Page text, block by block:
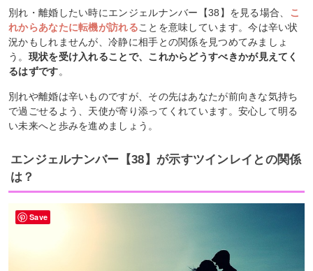
別れ・離婚したい時にエンジェルナンバー【38】を見る場合、 こ
れからあなたに転機が訪れることを意味しています。今は辛い状
況かもしれませんが、冷静に相手との関係を見つめてみましょ
う。 現状を受け入れることで、これからどうすべきかが見えてく
るはずです。
別れや離婚は辛いものですが、その先はあなたが前向きな気持ち
で過ごせるよう、天使が寄り添ってくれています。安心して明る
い未来へと歩みを進めましょう。
エンジェルナンバー【38】が示すツインレイとの関係
は？
Save